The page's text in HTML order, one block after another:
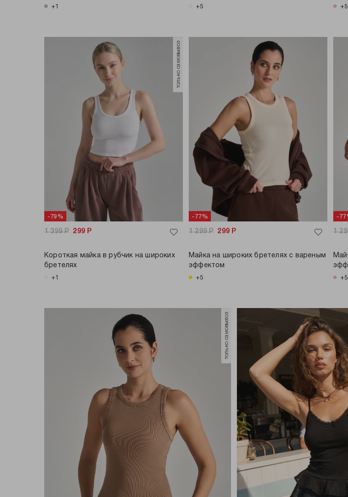
+1 +5 +5
-79%
только самовывоз
1 399Р 299 Р
Короткая майка в рубчик на широких
бретелях
+1
-77%
1 299Р 299 Р
Майка на широких бретелях с вареным
эффектом
+5
-
1
+5
только самовывоз